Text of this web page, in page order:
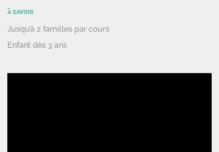
À SAVOIR
Jusqu’à 2 familles par cours
Enfant dès 3 ans